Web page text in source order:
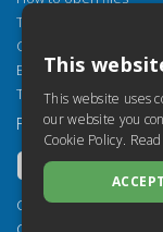
Torrossa Reader
Copyright obligations
Email:
Tel: +39 055 5018800
FOLLOW US
Copyright 2000-2026
This
This website uses
our website you
Cookie Policy.
ACCEPT